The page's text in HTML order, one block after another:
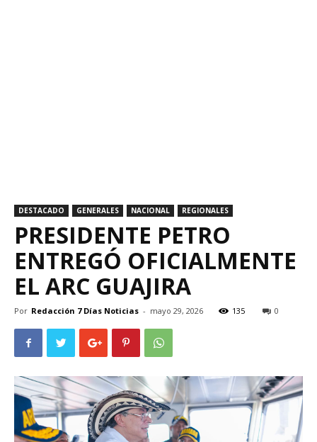
DESTACADO GENERALES NACIONAL REGIONALES
PRESIDENTE PETRO
ENTREGÓ OFICIALMENTE
EL ARC GUAJIRA
Por Redacción 7 Días Noticias - mayo 29, 2026 135 0